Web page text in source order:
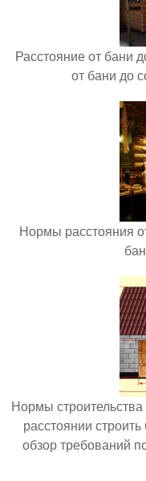
Расстояние от бани
от бани до
Нормы расстояния
Нормы
расстоянии
обзор требований